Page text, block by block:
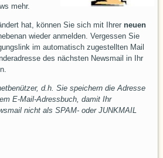
mehr.
hat, können Sie sich mit Ihrerneuen
wieder anmelden. Vergessen Sie
im automatisch zugestellten Mail
des nächsten Newsmail in Ihr
d.h. Sie speichern die Adresse
E-Mail-Adressbuch, damit Ihr
nicht als SPAM- oder JUNKMAIL